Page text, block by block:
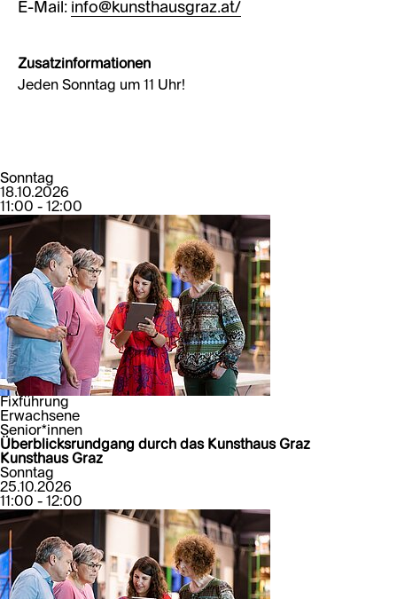
E-Mail: info@kunsthausgraz.at/
Zusatzinformationen
Jeden Sonntag um 11 Uhr!
Sonntag
18.10.2026
11:00 - 12:00
Fixführung
Erwachsene
Senior*innen
Überblicksrundgang durch das Kunsthaus Graz
Kunsthaus Graz
Sonntag
25.10.2026
11:00 - 12:00